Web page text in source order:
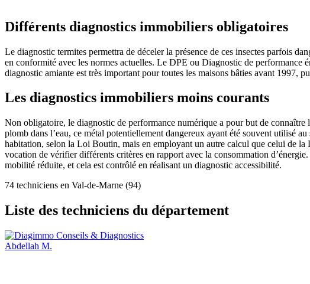
Différents diagnostics immobiliers obligatoires
Le diagnostic termites permettra de déceler la présence de ces insectes parfois
en conformité avec les normes actuelles. Le DPE ou Diagnostic de performance
diagnostic amiante est très important pour toutes les maisons bâties avant 1997,
Les diagnostics immobiliers moins courants
Non obligatoire, le diagnostic de performance numérique a pour but de connaître
plomb dans l’eau, ce métal potentiellement dangereux ayant été souvent utilisé
habitation, selon la Loi Boutin, mais en employant un autre calcul que celui de
vocation de vérifier différents critères en rapport avec la consommation
mobilité réduite, et cela est contrôlé en réalisant un diagnostic accessibilité.
74 techniciens en Val-de-Marne (94)
Liste des techniciens du département
Abdellah M.